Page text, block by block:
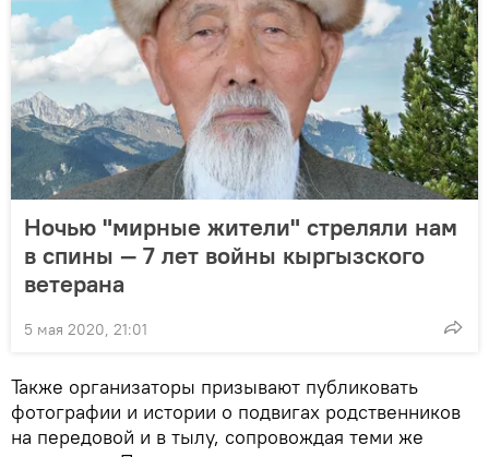
Ночью "мирные жители" стреляли нам
в спины — 7 лет войны кыргызского
ветерана
5 мая 2020, 21:01
Также организаторы призывают публиковать
фотографии и истории о подвигах родственников
на передовой и в тылу, сопровождая теми же